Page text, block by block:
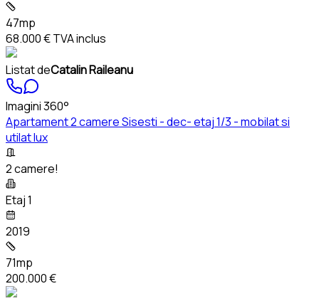
47mp
68.000 €TVA inclus
Listat deCatalin Raileanu
Imagini 360°
Apartament 2 camere Sisesti - dec- etaj 1/3 - mobilat si
utilat lux
2 camere!
Etaj 1
2019
71mp
200.000 €